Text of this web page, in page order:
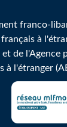
franco-
à
et de l'Agence
à l'étranger